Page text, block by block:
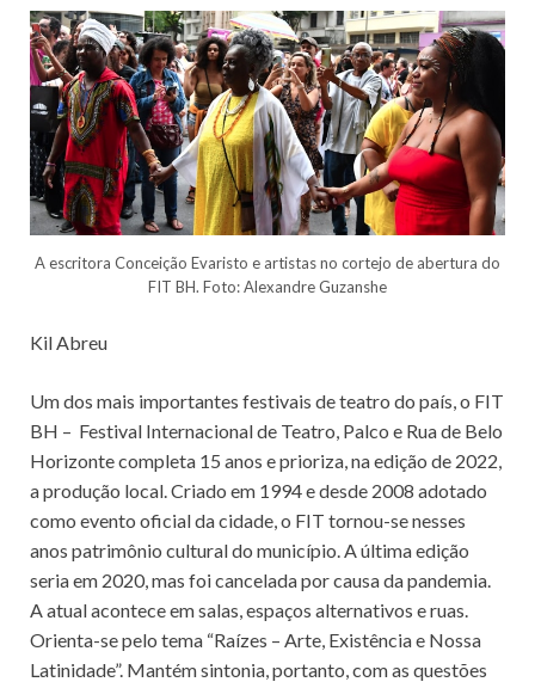
A escritora Conceição Evaristo e artistas no cortejo de abertura do
FIT BH. Foto: Alexandre Guzanshe
Kil Abreu
Um dos mais importantes festivais de teatro do país, o FIT
BH – Festival Internacional de Teatro, Palco e Rua de Belo
Horizonte completa 15 anos e prioriza, na edição de 2022,
a produção local. Criado em 1994 e desde 2008 adotado
como evento oficial da cidade, o FIT tornou-se nesses
anos patrimônio cultural do município. A última edição
seria em 2020, mas foi cancelada por causa da pandemia.
A atual acontece em salas, espaços alternativos e ruas.
Orienta-se pelo tema “Raízes – Arte, Existência e Nossa
Latinidade”. Mantém sintonia, portanto, com as questões